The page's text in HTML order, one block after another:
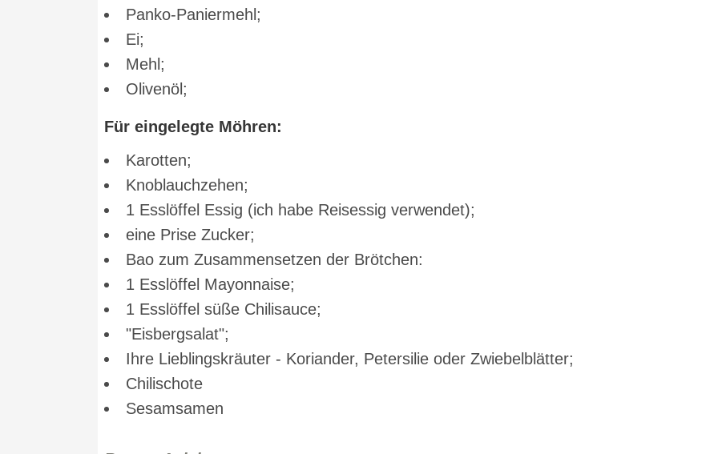
Panko-Paniermehl;
Ei;
Mehl;
Olivenöl;
Für eingelegte Möhren:
Karotten;
Knoblauchzehen;
1 Esslöffel Essig (ich habe Reisessig verwendet);
eine Prise Zucker;
Bao zum Zusammensetzen der Brötchen:
1 Esslöffel Mayonnaise;
1 Esslöffel süße Chilisauce;
"Eisbergsalat";
Ihre Lieblingskräuter - Koriander, Petersilie oder Zwiebelblätter;
Chilischote
Sesamsamen